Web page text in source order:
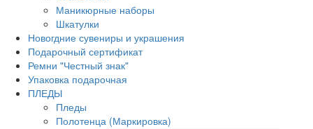
Маникюрные наборы
Шкатулки
Новогдние сувениры и украшения
Подарочный сертификат
Ремни "Честный знак"
Упаковка подарочная
ПЛЕДЫ
Пледы
Полотенца (Маркировка)